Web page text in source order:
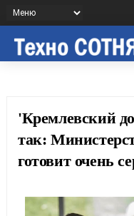
'Кремлевский
так:
готовит очень